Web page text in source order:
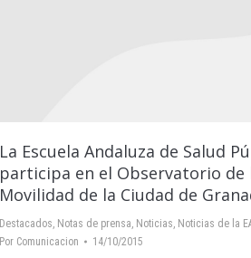
La Escuela Andaluza de Salud
participa en el Observatorio de
Movilidad de la Ciudad de
Destacados, Notas de prensa, Noticias, Noticias de la
Por Comunicacion 14/10/2015